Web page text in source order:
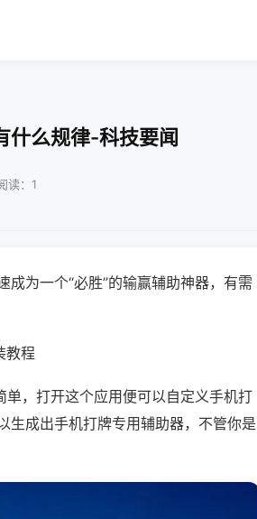
什么规律-科技要闻
读：1
为一个“必胜”的输赢辅助神器，有需
教程
单，打开这个应用便可以自定义手机打
生成出手机打牌专用辅助器，不管你是